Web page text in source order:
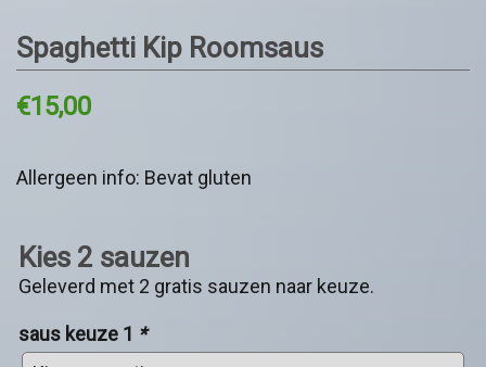
Spaghetti Kip Roomsaus
€15,00
Allergeen info: Bevat gluten
Kies 2 sauzen
Geleverd met 2 gratis sauzen naar keuze.
saus keuze 1 *